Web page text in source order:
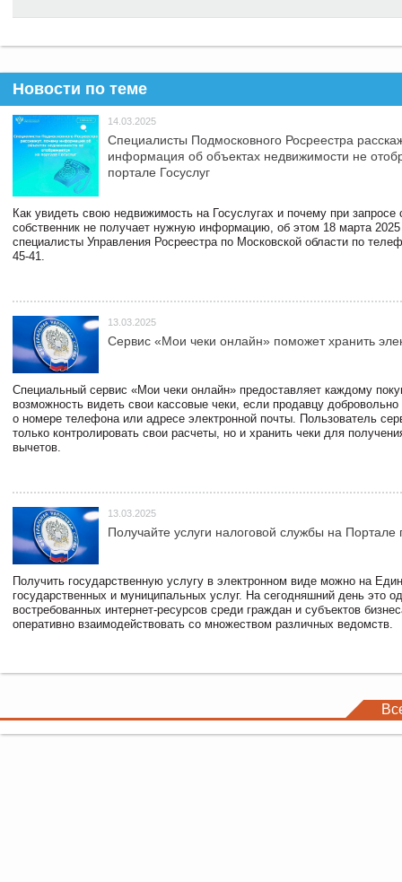
Новости по теме
14.03.2025
Специалисты Подмосковного Росреестра
информация об объектах недвижимости не
портале Госуслуг
Как увидеть свою недвижимость на Госуслугах и почему при запросе
собственник не получает нужную информацию, об этом 18 марта 2025
специалисты Управления Росреестра по Московской области по
45-41.
13.03.2025
Сервис «Мои чеки онлайн» поможет хранить
Специальный сервис «Мои чеки онлайн» предоставляет каждому
возможность видеть свои кассовые чеки, если продавцу
о номере телефона или адресе электронной почты. Пользователь
только контролировать свои расчеты, но и хранить чеки для
вычетов.
13.03.2025
Получайте услуги налоговой службы на Портале
Получить государственную услугу в электронном виде можно на
государственных и муниципальных услуг. На сегодняшний день это
востребованных интернет-ресурсов среди граждан и субъектов
оперативно взаимодействовать со множеством различных ведомств.